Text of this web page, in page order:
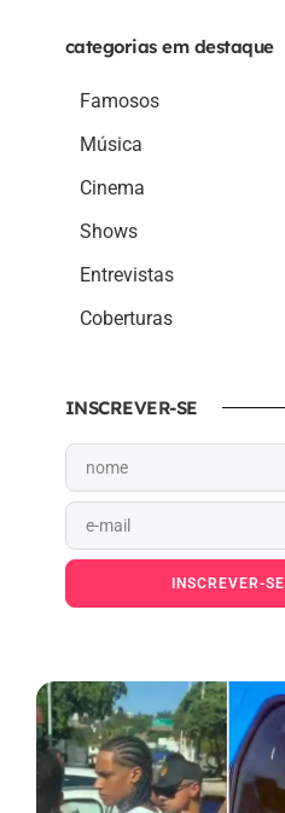
categorias em destaque
Famosos
Música
Cinema
Shows
Entrevistas
Coberturas
INSCREVER-SE
INSCREVER-SE